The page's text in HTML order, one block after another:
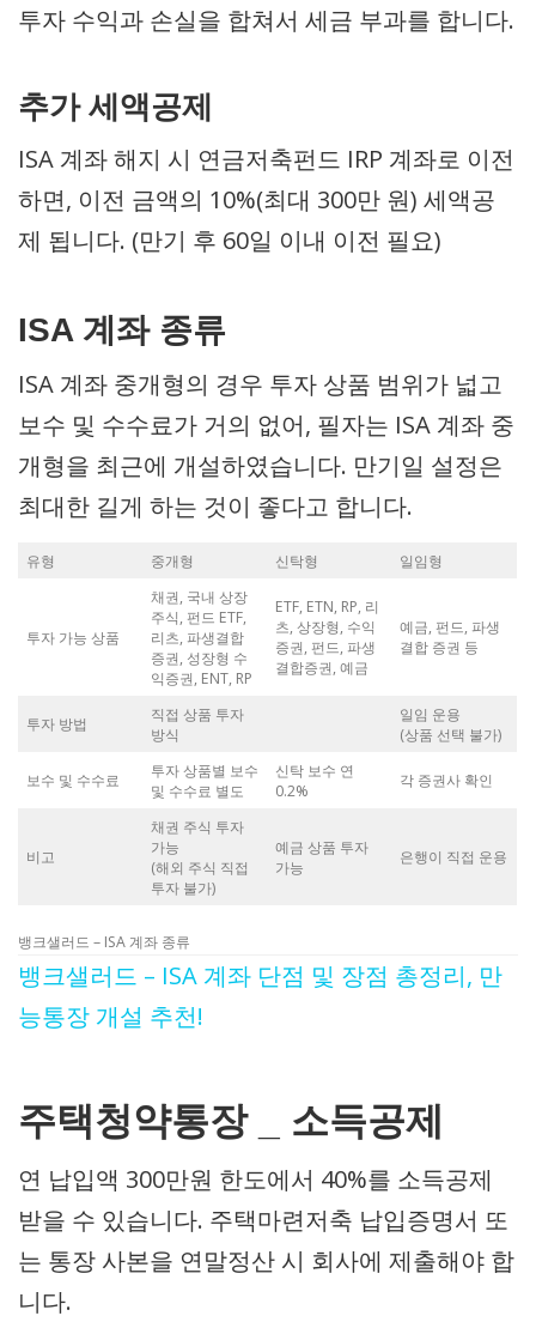
투자 수익과 손실을 합쳐서 세금 부과를 합니다.
추가 세액공제
ISA 계좌 해지 시 연금저축펀드 IRP 계좌로 이전
하면, 이전 금액의 10%(최대 300만 원) 세액공
제 됩니다. (만기 후 60일 이내 이전 필요)
ISA 계좌 종류
ISA 계좌 중개형의 경우 투자 상품 범위가 넓고
보수 및 수수료가 거의 없어, 필자는 ISA 계좌 중
개형을 최근에 개설하였습니다. 만기일 설정은
최대한 길게 하는 것이 좋다고 합니다.
유형 중개형 신탁형 일임형
투자 가능 상품
채권, 국내 상장
주식, 펀드 ETF,
리츠, 파생결합
증권, 성장형 수
익증권, ENT, RP
ETF, ETN, RP, 리
츠, 상장형, 수익
증권, 펀드, 파생
결합증권, 예금
예금, 펀드, 파생
결합 증권 등
투자 방법
직접 상품 투자
방식
일임 운용
(상품 선택 불가)
보수 및 수수료
투자 상품별 보수
및 수수료 별도
신탁 보수 연
0.2%
각 증권사 확인
비고
채권 주식 투자
가능
(해외 주식 직접
투자 불가)
예금 상품 투자
가능
은행이 직접 운용
뱅크샐러드 – ISA 계좌 종류
뱅크샐러드 – ISA 계좌 단점 및 장점 총정리, 만
능통장 개설 추천!
주택청약통장 _ 소득공제
연 납입액 300만원 한도에서 40%를 소득공제
받을 수 있습니다. 주택마련저축 납입증명서 또
는 통장 사본을 연말정산 시 회사에 제출해야 합
니다.